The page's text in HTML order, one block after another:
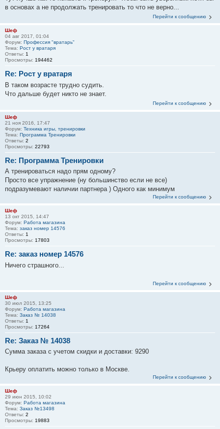
в основах а не продолжать тренировать то что не верно...
Перейти к сообщению
Шеф
04 авг 2017, 01:04
Форум: Профессия "вратарь"
Тема: Рост у вратаря
Ответы: 1
Просмотры: 194462
Re: Рост у вратаря
В таком возрасте трудно судить.
Что дальше будет никто не знает.
Перейти к сообщению
Шеф
21 ноя 2016, 17:47
Форум: Техника игры, тренировки
Тема: Программа Тренировки
Ответы: 2
Просмотры: 22793
Re: Программа Тренировки
А тренироваться надо прям одному?
Просто все упражнение (ну большинство если не все)
подразумевают наличии партнера ) Одного как минимум
Перейти к сообщению
Шеф
13 окт 2015, 14:47
Форум: Работа магазина
Тема: заказ номер 14576
Ответы: 1
Просмотры: 17803
Re: заказ номер 14576
Ничего страшного...
Перейти к сообщению
Шеф
30 июл 2015, 13:25
Форум: Работа магазина
Тема: Заказ № 14038
Ответы: 1
Просмотры: 17264
Re: Заказ № 14038
Сумма заказа с учетом скидки и доставки: 9290
Крьеру оплатить можно только в Москве.
Перейти к сообщению
Шеф
29 июн 2015, 10:02
Форум: Работа магазина
Тема: Заказ №13498
Ответы: 2
Просмотры: 19883